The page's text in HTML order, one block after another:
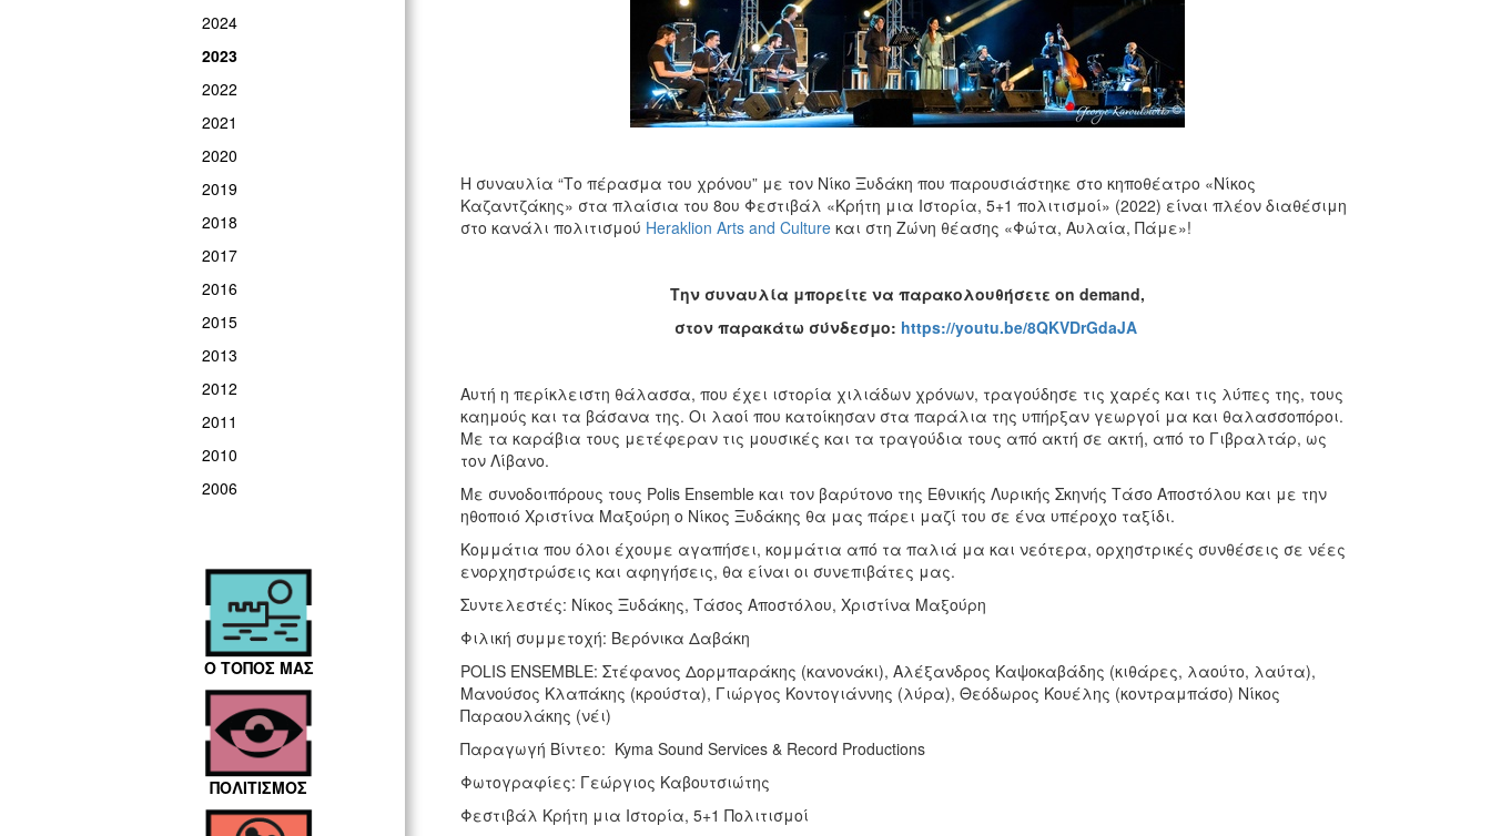
2024
2023
2022
2021
2020
2019
2018
2017
2016
2015
2013
2012
2011
2010
2006
Ο ΤΟΠΟΣ ΜΑΣ
ΠΟΛΙΤΙΣΜΟΣ
Η συναυλία “Tο πέρασμα του χρόνου” με τον Νίκο Ξυδάκη που παρουσιάστηκε στο κηποθέατρο «Νίκος
Καζαντζάκης» στα πλαίσια του 8ου Φεστιβάλ «Κρήτη μια Ιστορία, 5+1 πολιτισμοί» (2022) είναι πλέον διαθέσιμη
στο κανάλι πολιτισμού Heraklion Arts and Cultureκαι στη Ζώνη θέασης «Φώτα, Αυλαία, Πάμε»!
Την συναυλία μπορείτε να παρακολουθήσετεon demand,
στον παρακάτω σύνδεσμο: https://youtu.be/8QKVDrGdaJA
Αυτή η περίκλειστη θάλασσα, που έχει ιστορία χιλιάδων χρόνων, τραγούδησε τις χαρές και τις λύπες της, τους
καημούς και τα βάσανα της. Οι λαοί που κατοίκησαν στα παράλια της υπήρξαν γεωργοί μα και θαλασσοπόροι.
Με τα καράβια τους μετέφεραν τις μουσικές και τα τραγούδια τους από ακτή σε ακτή, από το Γιβραλτάρ, ως
τον Λίβανο.
Με συνοδοιπόρους τους Polis Ensemble και τον βαρύτονο της Εθνικής Λυρικής Σκηνής Τάσο Αποστόλου και με την
ηθοποιό Χριστίνα Μαξούρη ο Νίκος Ξυδάκης θα μας πάρει μαζί του σε ένα υπέροχο ταξίδι.
Κομμάτια που όλοι έχουμε αγαπήσει, κομμάτια από τα παλιά μα και νεότερα, ορχηστρικές συνθέσεις σε νέες
ενορχηστρώσεις και αφηγήσεις, θα είναι οι συνεπιβάτες μας.
Συντελεστές: Νίκος Ξυδάκης, Τάσος Αποστόλου, Χριστίνα Μαξούρη
Φιλική συμμετοχή: Βερόνικα Δαβάκη
POLIS ENSEMBLE: Στέφανος Δορμπαράκης (κανονάκι), Αλέξανδρος Καψοκαβάδης (κιθάρες, λαούτο, λαύτα),
Μανούσος Κλαπάκης (κρούστα), Γιώργος Κοντογιάννης (λύρα), Θεόδωρος Κουέλης (κοντραμπάσο) Νίκος
Παραουλάκης (νέι)
Παραγωγή Βίντεο: Kyma Sound Services & Record Productions
Φωτογραφίες: Γεώργιος Καβουτσιώτης
Φεστιβάλ Κρήτη μια Ιστορία, 5+1 Πολιτισμοί